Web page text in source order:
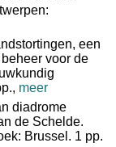
een
voor de
meer
diadrome
de Schelde.
Brussel. 1 pp.